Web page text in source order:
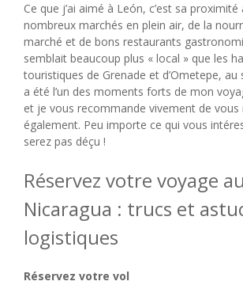
Ce que j’ai aimé à León, c’est sa proximité
nombreux marchés en plein air, de la
marché et de bons restaurants
semblait beaucoup plus « local » que les
touristiques de Grenade et d’Ometepe, au
a été l’un des moments forts de mon
et je vous recommande vivement de vous
également. Peu importe ce qui vous
serez pas déçu !
Réservez votre voyage au
Nicaragua : trucs et
logistiques
Réservez votre vol